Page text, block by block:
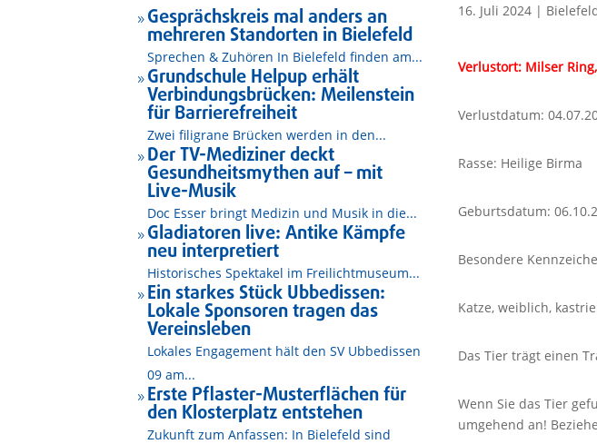
9 Gesprächskreis mal anders an
mehreren Standorten in Bielefeld
Sprechen & Zuhören In Bielefeld finden am...
9 Grundschule Helpup erhält
Verbindungsbrücken: Meilenstein
für Barrierefreiheit
Zwei filigrane Brücken werden in den...
9 Der TV-Mediziner deckt
Gesundheitsmythen auf – mit
Live-Musik
Doc Esser bringt Medizin und Musik in die...
9 Gladiatoren live: Antike Kämpfe
neu interpretiert
Historisches Spektakel im Freilichtmuseum...
9 Ein starkes Stück Ubbedissen:
Lokale Sponsoren tragen das
Vereinsleben
Lokales Engagement hält den SV Ubbedissen
09 am...
9 Erste Pflaster-Musterflächen für
den Klosterplatz entstehen
Zukunft zum Anfassen: In Bielefeld sind
16. Juli 2024|
Verlustort: Milser
Verlustdatum:
Rasse: Heilige Birma
Geburtsdatum:
Besondere
Katze, weiblich,
Das Tier trägt einen
Wenn Sie das Tier
umgehend an!